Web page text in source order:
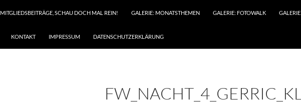
MITGLIEDSBEITRÄGE, SCHAU DOCH MAL REIN! GALERIE: MONATSTHEMEN GALERIE: FOTOWALK
KONTAKT IMPRESSUM DATENSCHUTZERKLÄRUNG